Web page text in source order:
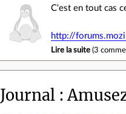
C'est en tout cas
http://
Lire la suite (3
Journal